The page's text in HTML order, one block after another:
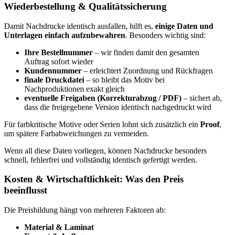
Wiederbestellung & Qualitätssicherung
Damit Nachdrucke identisch ausfallen, hilft es, einige Daten und
Unterlagen einfach aufzubewahren. Besonders wichtig sind:
Ihre Bestellnummer – wir finden damit den gesamten
Auftrag sofort wieder
Kundennummer – erleichtert Zuordnung und Rückfragen
finale Druckdatei – so bleibt das Motiv bei
Nachproduktionen exakt gleich
eventuelle Freigaben (Korrekturabzug / PDF) – sichert ab,
dass die freigegebene Version identisch nachgedruckt wird
Für farbkritische Motive oder Serien lohnt sich zusätzlich ein Proof,
um spätere Farbabweichungen zu vermeiden.
Wenn all diese Daten vorliegen, können Nachdrucke besonders
schnell, fehlerfrei und vollständig identisch gefertigt werden.
Kosten & Wirtschaftlichkeit: Was den Preis
beeinflusst
Die Preisbildung hängt von mehreren Faktoren ab:
Material & Laminat